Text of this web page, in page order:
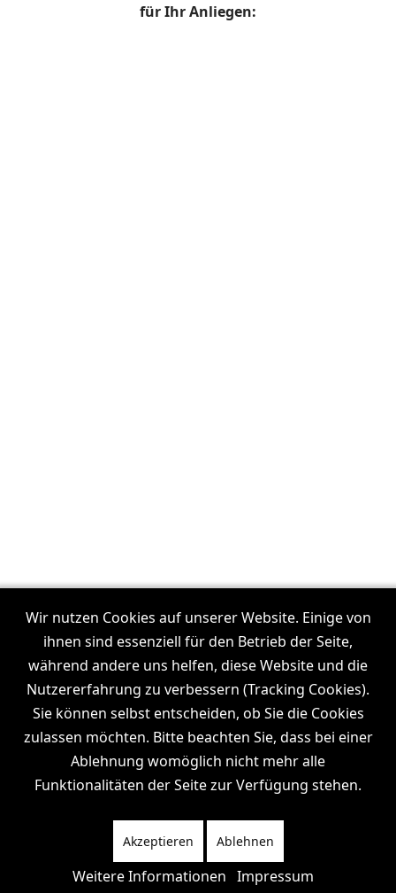
für Ihr Anliegen:
Unsere Filmproduktionen in:Frankfurt
IDresdenILeipzig IMünchenIStuttgartIKölnI
Hamburg
News Datenschutz Impressum
Wir nutzen Cookies auf unserer Website. Einige von
ihnen sind essenziell für den Betrieb der Seite,
während andere uns helfen, diese Website und die
Nutzererfahrung zu verbessern (Tracking Cookies).
Sie können selbst entscheiden, ob Sie die Cookies
zulassen möchten. Bitte beachten Sie, dass bei einer
Ablehnung womöglich nicht mehr alle
Funktionalitäten der Seite zur Verfügung stehen.
Akzeptieren Ablehnen
Weitere Informationen Impressum